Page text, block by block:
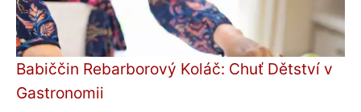
Babiččin Rebarborový Koláč: Chuť Dětství v
Gastronomii